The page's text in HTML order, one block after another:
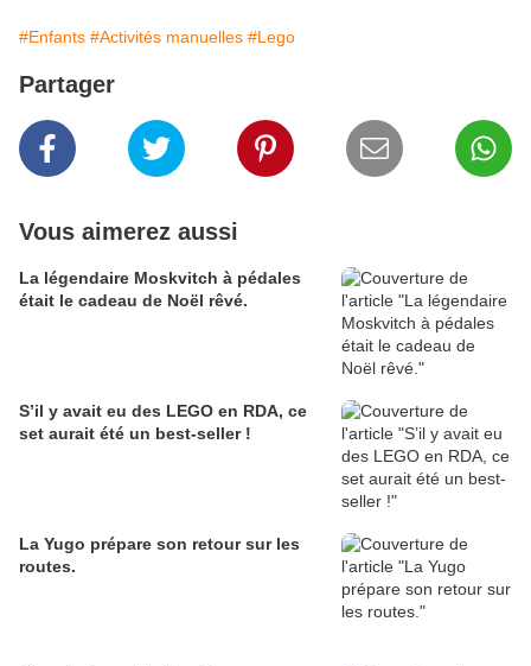
#Enfants #Activités manuelles #Lego
Partager
Vous aimerez aussi
La légendaire Moskvitch à pédales
était le cadeau de Noël rêvé.
S’il y avait eu des LEGO en RDA, ce
set aurait été un best-seller !
La Yugo prépare son retour sur les
routes.